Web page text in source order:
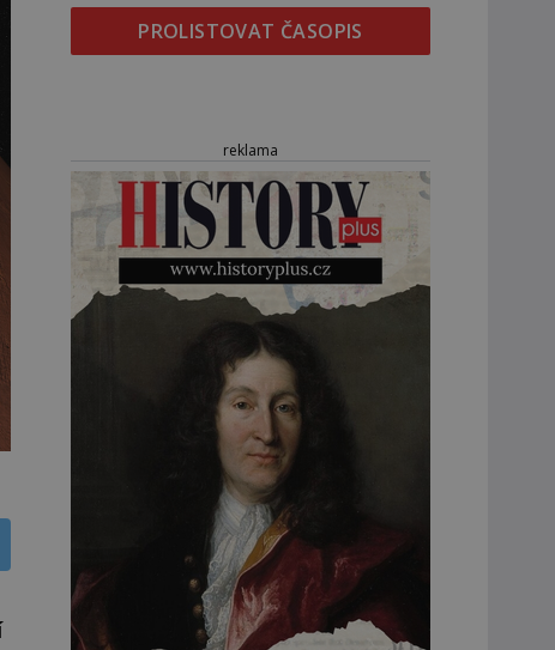
PROLISTOVAT ČASOPIS
reklama